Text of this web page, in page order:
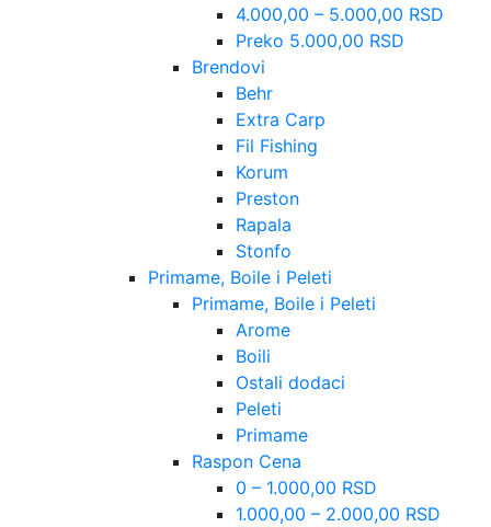
4.000,00 – 5.000,00 RSD
Preko 5.000,00 RSD
Brendovi
Behr
Extra Carp
Fil Fishing
Korum
Preston
Rapala
Stonfo
Primame, Boile i Peleti
Primame, Boile i Peleti
Arome
Boili
Ostali dodaci
Peleti
Primame
Raspon Cena
0 – 1.000,00 RSD
1.000,00 – 2.000,00 RSD